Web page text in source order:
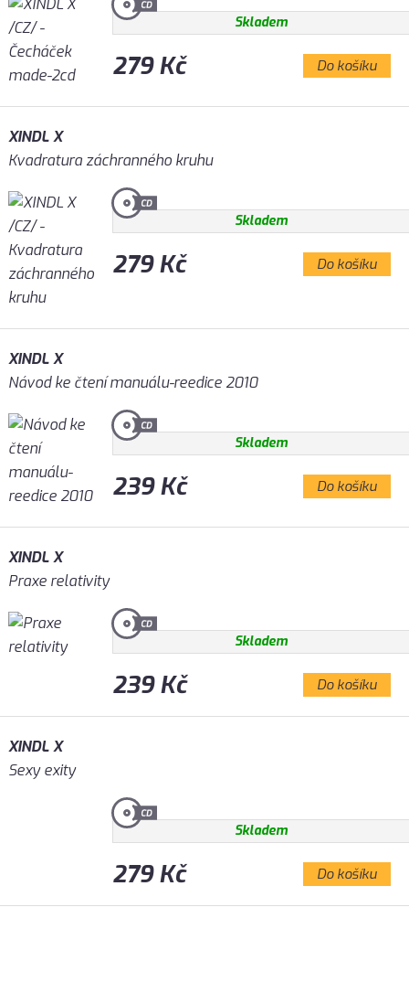
Skladem
279 Kč Do košíku
XINDL X
Kvadratura záchranného kruhu
Skladem
279 Kč Do košíku
XINDL X
Návod ke čtení manuálu-reedice 2010
Skladem
239 Kč Do košíku
XINDL X
Praxe relativity
Skladem
239 Kč Do košíku
XINDL X
Sexy exity
Skladem
279 Kč Do košíku